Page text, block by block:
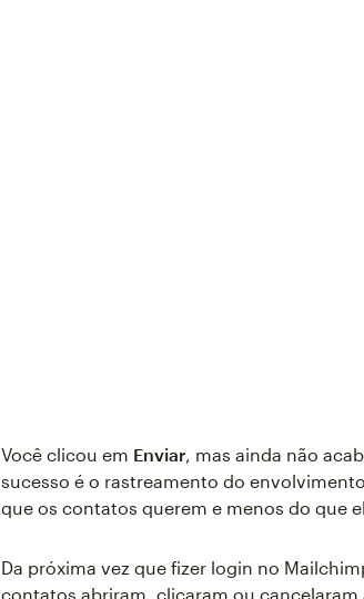
Você clicou em Enviar , mas ainda não
sucesso é o rastreamento do
que os contatos querem e menos do que
Da próxima vez que fizer login no
contatos abriram, clicaram ou